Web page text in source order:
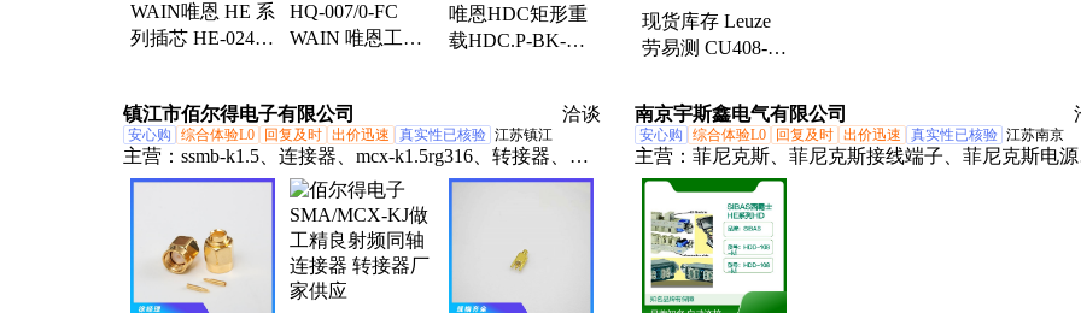
WAIN唯恩 HE 系
列插芯 HE-024-
HQ-007/0-FC
WAIN 唯恩工业
唯恩HDC矩形重
载HDC.P-BK-2L
现货库存 Leuze
劳易测 CU408-
器 货号53800117
镇江市佰尔得电子有限公司 洽谈
安心购 综合体验L0 回复及时 出价迅速 真实性已核验 江苏镇江
主营： ssmb-k1.5、连接器、mcx-k1.5rg316、转接器、射
频同轴、耳机插头
南京宇斯鑫电气有限公司
安心购 综合体验L0 回复及时 出价迅速 真实性已核验 江苏南京
主营： 菲尼克斯、菲尼克斯接线端子、菲尼克斯电
西霸士重载连接器、菲尼克斯继电器、上海辰竹隔离
器、凤凰接线端子、邦纳传感器、接线端子、菲尼
开关电源、隔离放大器、菲尼克斯隔离器、螺丝刀
电器、压线钳、菲尼克斯交换机、菲尼克斯防雷器
德米勒接线端子